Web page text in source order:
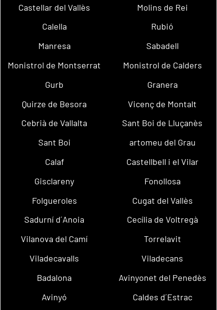
Castellar del Vallès
Molins de Rei
Calella
Rubió
Manresa
Sabadell
Monistrol de Montserrat
Monistrol de Calders
Gurb
Granera
Quirze de Besora
Vicenç de Montalt
Cebrià de Vallalta
Sant Boi de Lluçanès
Sant Boi
artomeu del Grau
Calaf
Castellbell i el Vilar
Gisclareny
Fonollosa
Folgueroles
Cugat del Vallès
Sadurní d´Anoia
Cecília de Voltregà
Vilanova del Camí
Torrelavit
Viladecavalls
Viladecans
Badalona
Avinyonet del Penedès
Avinyó
Caldes d´Estrac